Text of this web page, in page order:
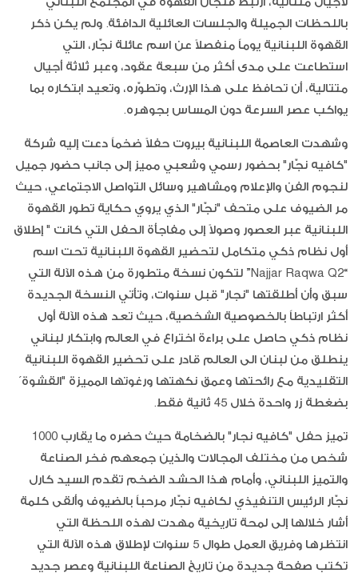
باللحظات الجميلة والجلسات العائلية الدافئة. ولم يكن ذكر
القهوة اللبنانية يوماً منفصلاً عن اسم عائلة نجّار، التي
استطاعت على مدى أكثر من سبعة عقود، وعبر ثلاثة أجيال
متتالية، أن تحافظ على هذا الإرث، وتطوّره، وتعيد ابتكاره بما
يواكب عصر السرعة دون المساس بجوهره.
وشهدت العاصمة اللبنانية بيروت حفلاً ضخماً دعت إليه شركة
"كافيه نجّار" بحضور رسمي وشعبي مميز إلى جانب حضور جميل
لنجوم الفن والإعلام ومشاهير وسائل التواصل الاجتماعي، حيث
مر الضيوف على متحف "نجّار" الذي يروي حكاية تطور القهوة
اللبنانية عبر العصور وصولاً إلى مفاجأة الحفل التي كانت " إطلاق
أول نظام ذكي متكامل لتحضير القهوة اللبنانية تحت اسم
“Najjar Raqwa Q2” لتكون نسخة متطورة من هذه الآلة التي
سبق وأن أطلقتها "نجار" قبل سنوات، وتأتي النسخة الجديدة
أكثر ارتباطاً بالخصوصية الشخصية، حيث تعد هذه الآلة أول
نظام ذكي حاصل على براءة اختراع في العالم وابتكار لبناني
ينطلق من لبنان الى العالم قادر على تحضير القهوة اللبنانية
التقليدية مع رائحتها وعمق نكهتها ورغوتها المميزة "القشوة´
بضغطة زر واحدة خلال 45 ثانية فقط.
تميز حفل "كافيه نجار" بالضخامة حيث حضره ما يقارب 1000
شخص من مختلف المجالات والذين جمعهم فخر الصناعة
والتميز اللبناني، وأمام هذا الحشد الضخم تقدم السيد كارل
نجّار الرئيس التنفيذي لكافيه نجّار مرحباً بالضيوف وألقى كلمة
أشار خلالها إلى لمحة تاريخية مهدت لهذه اللحظة التي
انتظرها وفريق العمل طوال 5 سنوات لإطلاق هذه الآلة التي
تكتب صفحة جديدة من تاريخ الصناعة اللبنانية وعصر جديد